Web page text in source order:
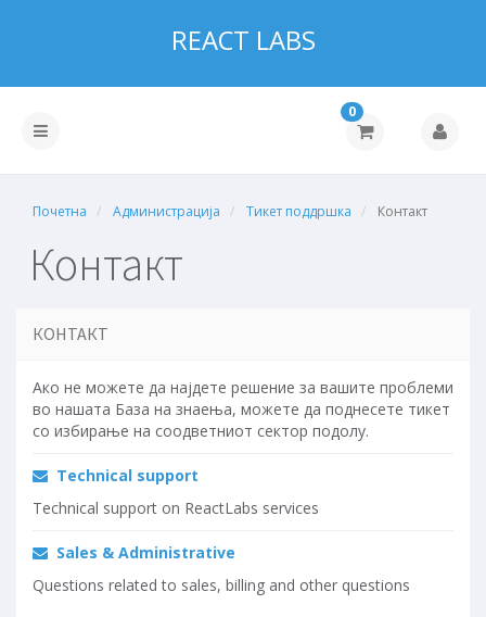
REACT LABS
0
Почетна Администрација Тикет поддршка Контакт
Контакт
КОНТАКТ
Ако не можете да најдете решение за вашите проблеми
во нашата База на знаења, можете да поднесете тикет
со избирање на соодветниот сектор подолу.
Technical support
Technical support on ReactLabs services
Sales & Administrative
Questions related to sales, billing and other questions